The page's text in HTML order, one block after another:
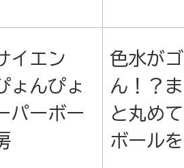
イエン
ょんぴょ
パーボー
色水が
ん！？
と丸め
ボール